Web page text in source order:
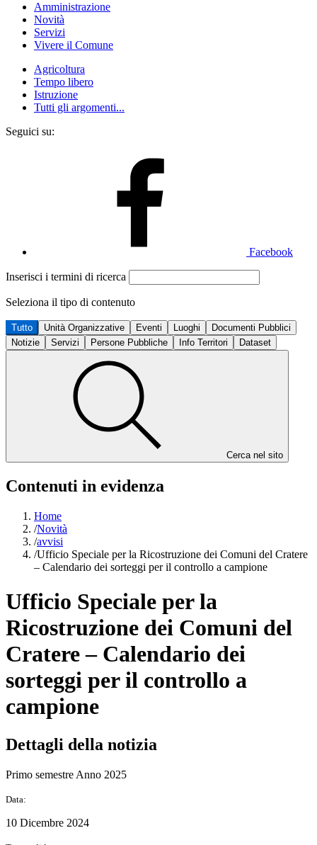
Amministrazione
Novità
Servizi
Vivere il Comune
Agricoltura
Tempo libero
Istruzione
Tutti gli argomenti...
Seguici su:
Facebook
Inserisci i termini di ricerca
Seleziona il tipo di contenuto
Tutto Unità Organizzative Eventi Luoghi
Documenti Pubblici
Notizie
Servizi Persone Pubbliche Info Territori Dataset
Cerca nel sito
Contenuti in evidenza
Home
/Novità
/avvisi
/Ufficio Speciale per la Ricostruzione dei Comuni del Cratere
– Calendario dei sorteggi per il controllo a campione
Ufficio Speciale per la
Ricostruzione dei Comuni del
Cratere – Calendario dei
sorteggi per il controllo a
campione
Dettagli della notizia
Primo semestre Anno 2025
Data:
10 Dicembre 2024